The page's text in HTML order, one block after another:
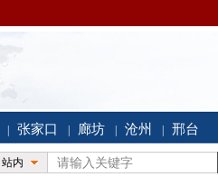
张家口 廊坊 沧州 邢台
站内